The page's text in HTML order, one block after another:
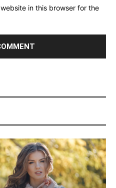
in this browser for the